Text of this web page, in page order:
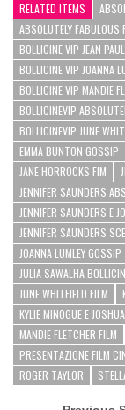
RELATED ITEMS
ABSOLUTELY FABULOUS
BOLLICINE VIP JEAN
BOLLICINE VIP JOANNA
BOLLICINE VIP MANDIE
BOLLICINEVIP
BOLLICINEVIP JUNE
EMMA BUNTON GOSSIP
JANE HORROCKS FIM
JENNIFER SAUNDERS
JENNIFER SAUNDERS E
JENNIFER SAUNDERS
JOANNA LUMLEY GOSSIP
JULIA SAWALHA
JUNE WHITFIELD FILM
KYLIE MINOGUE E
MANDIE FLETCHER FILM
PRESENTAZIONE FILM
ROGER TAYLOR